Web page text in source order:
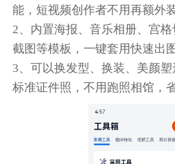
能，短视频创作者不用再额外
2、内置海报、音乐相册、宫
截图等模板，一键套用快速出
3、可以换发型、换装、美颜
标准证件照，不用跑照相馆，